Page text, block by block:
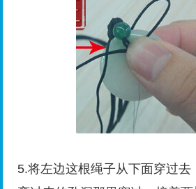
5.将左边这根绳子从下面穿过去